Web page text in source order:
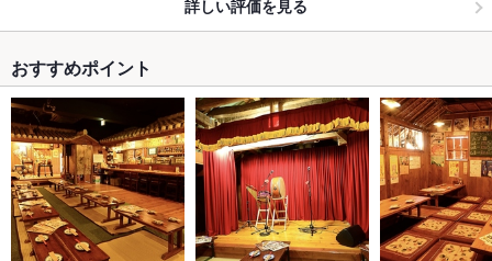
詳しい評価を見る
おすすめポイント